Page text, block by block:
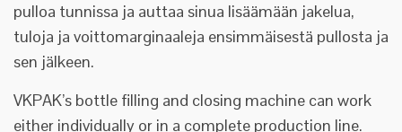
pulloa tunnissa ja auttaa sinua lisäämään jakelua,
tuloja ja voittomarginaaleja ensimmäisestä pullosta ja
sen jälkeen.
VKPAK’s bottle filling and closing machine can work
either individually or in a complete production line.